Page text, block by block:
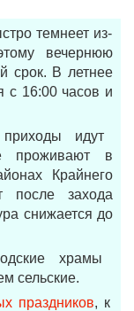
темнеет из-
вечернюю
срок. В летнее
с 16:00 часов и
идут
проживают в
Крайнего
после захода
снижается до
храмы
сельские.
праздников, к